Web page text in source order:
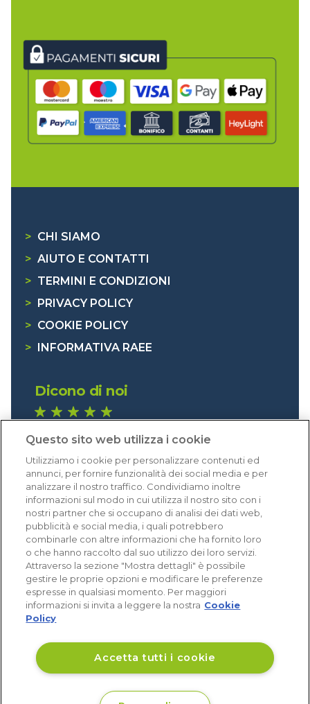
> CHI SIAMO
> AIUTO E CONTATTI
> TERMINI E CONDIZIONI
>
PRIVACY POLICY
> COOKIE POLICY
>
INFORMATIVA RAEE
Dicono di noi
Eccellente (4,8)
Acquisti verificati
Questo sito web utilizza i cookie
Utilizziamo i cookie per personalizzare contenuti ed
annunci, per fornire funzionalità dei social media e per
analizzare il nostro traffico. Condividiamo inoltre
informazioni sul modo in cui utilizza il nostro sito con i
nostri partner che si occupano di analisi dei dati web,
pubblicità e social media, i quali potrebbero
combinarle con altre informazioni che ha fornito loro
o che hanno raccolto dal suo utilizzo dei loro servizi.
Attraverso la sezione "Mostra dettagli" è possibile
gestire le proprie opzioni e modificare le preferenze
espresse in qualsiasi momento. Per maggiori
informazioni si invita a leggere la nostra Cookie
Policy
Accetta tutti i cookie